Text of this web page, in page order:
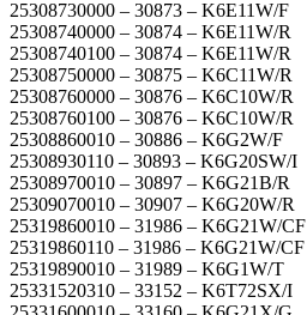
25308730000 – 30873 – K6E11W/F
25308740000 – 30874 – K6E11W/R
25308740100 – 30874 – K6E11W/R
25308750000 – 30875 – K6C11W/R
25308760000 – 30876 – K6C10W/R
25308760100 – 30876 – K6C10W/R
25308860010 – 30886 – K6G2W/F
25308930110 – 30893 – K6G20SW/I
25308970010 – 30897 – K6G21B/R
25309070010 – 30907 – K6G20W/R
25319860010 – 31986 – K6G21W/CF
25319860110 – 31986 – K6G21W/CF
25319890010 – 31989 – K6G1W/T
25331520310 – 33152 – K6T72SX/I